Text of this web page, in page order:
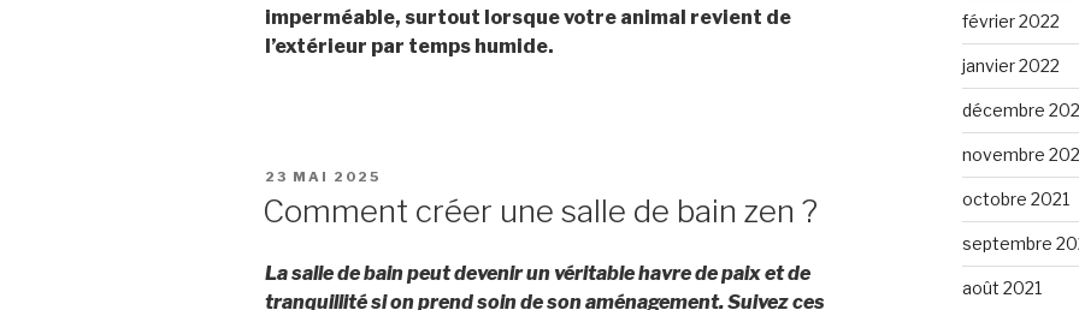
imperméable, surtout lorsque votre animal revient de
l’extérieur par temps humide.
PUBLIÉ
23 MAI 2025
Comment créer une salle de bain zen ?
La salle de bain peut devenir un véritable havre de paix et de
tranquillité si on prend soin de son aménagement. Suivez ces
février 2022
janvier 2022
décembre
novembre
octobre 2021
septembre
août 2021